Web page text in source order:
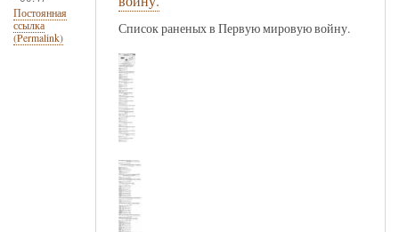
Постоянная
ссылка
(Permalink)
Список раненых в Первую мировую войну.